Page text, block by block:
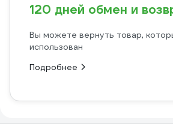
120 дней обмен и
Вы можете вернуть товар,
использован
Подробнее